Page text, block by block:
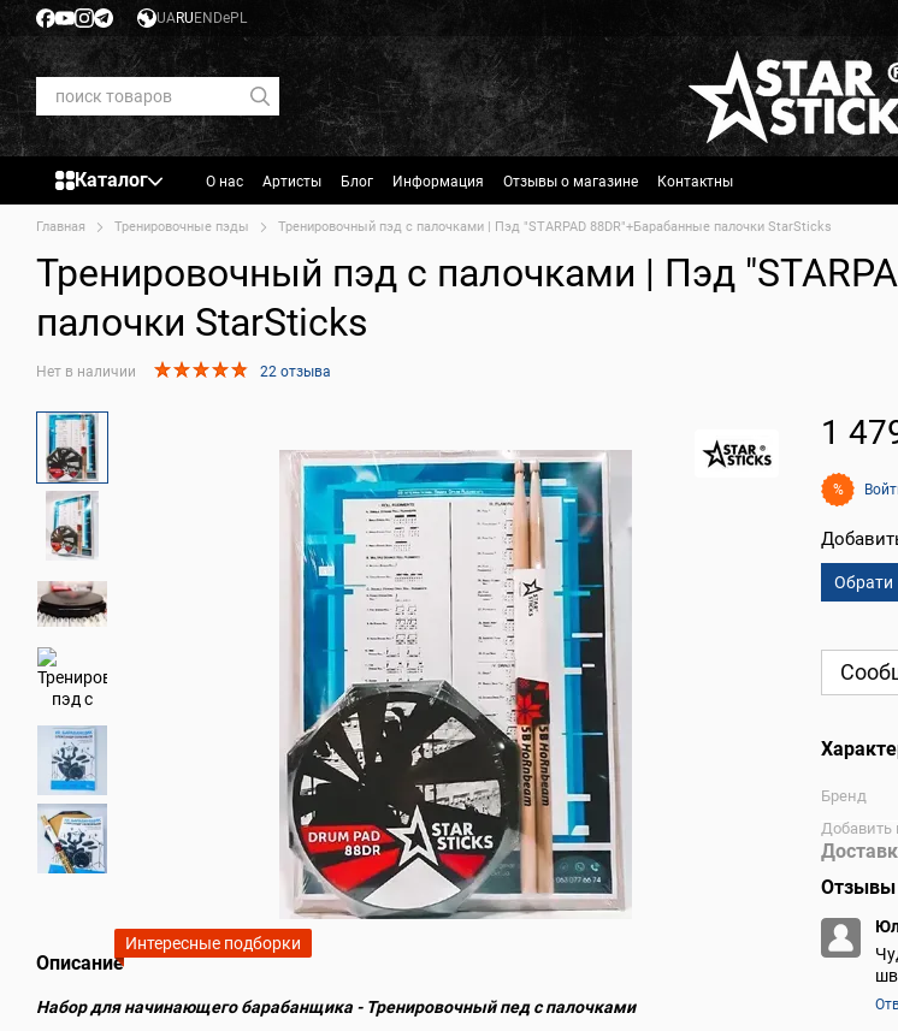
Перейти к основному контенту
UARU EN DePL
Каталог О нас Артисты Блог Информация Отзывы о магазине Контактны
Главная Тренировочные пэды Тренировочный пэд с палочками | Пэд "STARPAD 88DR"+Барабанные палочки StarSticks
Тренировочный пэд с палочками | Пэд
палочки StarSticks
Нет в наличии 22 отзыва
Интересные подборки
Описание
Набор для начинающего барабанщика - Тренировочный пед с палочками
1
%
Обрати
Бренд
Добавить
Отзывы